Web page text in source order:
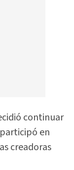
continuar
en
creadoras